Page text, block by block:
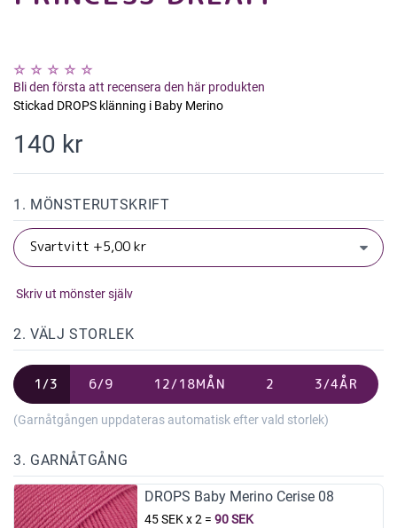
Bli den första att recensera den här produkten
Stickad DROPS klänning i Baby Merino
140 kr
1. MÖNSTERUTSKRIFT
Skriv ut mönster själv
2. VÄLJ STORLEK
1/3 6/9 12/18MÅN 2 3/4ÅR
(Garnåtgången uppdateras automatisk efter vald storlek)
3. GARNÅTGÅNG
DROPS Baby Merino Cerise 08
45 SEK x 2= 90 SEK